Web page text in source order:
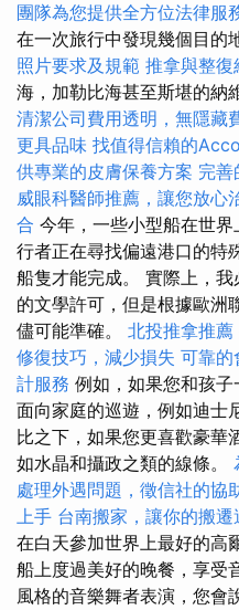
團隊為您提供全方位法律服
在一次旅行中發現幾個目的
照片要求及規範 推拿與整復
海，加勒比海甚至斯堪的納
清潔公司費用透明，無隱藏
更具品味 找值得信賴的
供專業的皮膚保養方案 完善
威眼科醫師推薦，讓您放心
合 今年，一些小型船在世
行者正在尋找偏遠港口的特
船隻才能完成。 實際上，
的文學許可，但是根據歐洲
儘可能準確。 北投推拿推薦
修復技巧，減少損失 可靠的
計服務 例如，如果您和孩
面向家庭的巡遊，例如迪士
比之下，如果您更喜歡豪華
如水晶和攝政之類的線條。
處理外遇問題，徵信社的協
上手 台南搬家，讓你的搬
在白天參加世界上最好的高
船上度過美好的晚餐，享受
風格的音樂舞者表演，您會